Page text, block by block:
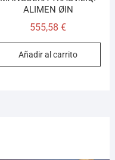
ALIMEN ØIN
555,58€
Añadir al carrito